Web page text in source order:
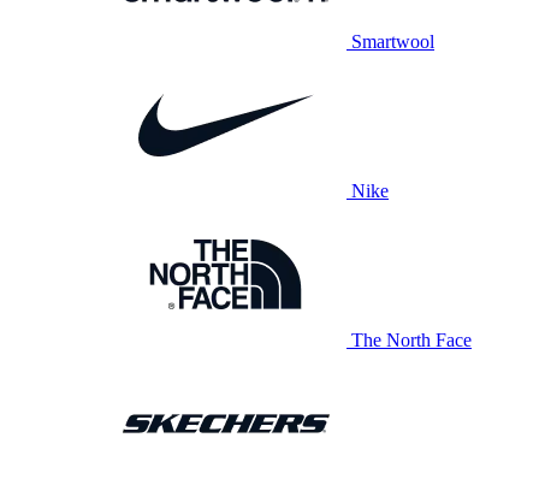
Smartwool
Nike
The North Face